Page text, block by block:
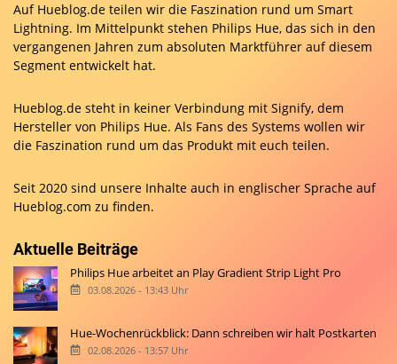
Auf Hueblog.de teilen wir die Faszination rund um Smart
Lightning. Im Mittelpunkt stehen Philips Hue, das sich in den
vergangenen Jahren zum absoluten Marktführer auf diesem
Segment entwickelt hat.
Hueblog.de steht in keiner Verbindung mit Signify, dem
Hersteller von Philips Hue. Als Fans des Systems wollen wir
die Faszination rund um das Produkt mit euch teilen.
Seit 2020 sind unsere Inhalte auch in englischer Sprache auf
Hueblog.com zu finden.
Aktuelle Beiträge
Philips Hue arbeitet an Play Gradient Strip Light Pro
03.08.2026 - 13:43 Uhr
Hue-Wochenrückblick: Dann schreiben wir halt Postkarten
02.08.2026 - 13:57 Uhr